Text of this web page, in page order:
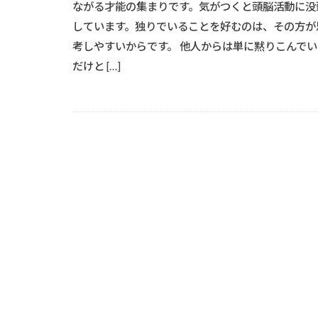
ながる才能の集まりです。気がつくと頭脳活動に
しています。独りでいることを好むのは、その方が
考しやすいからです。 他人からは単に黙りこんで
だけと […]